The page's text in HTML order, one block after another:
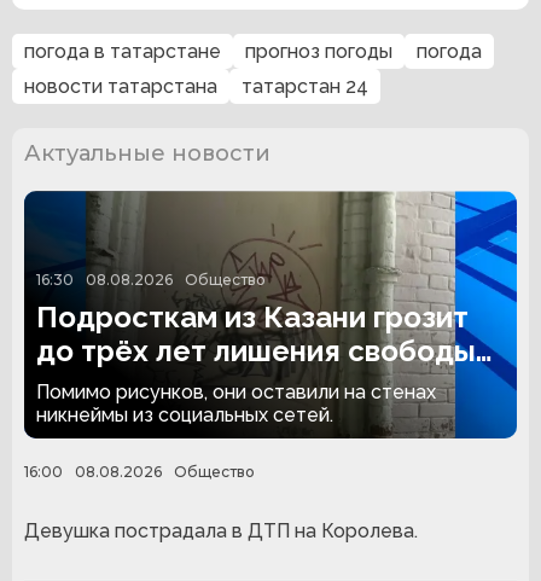
погода в татарстане прогноз погоды
погода
новости татарстана
татарстан 24
Актуальные новости
16:30 08.08.2026 Общество
Подросткам из Казани грозит
до трёх лет лишения свободы
за граффити
Помимо рисунков, они оставили на стенах
никнеймы из социальных сетей.
16:00 08.08.2026 Общество
Девушка пострадала в ДТП на Королева.